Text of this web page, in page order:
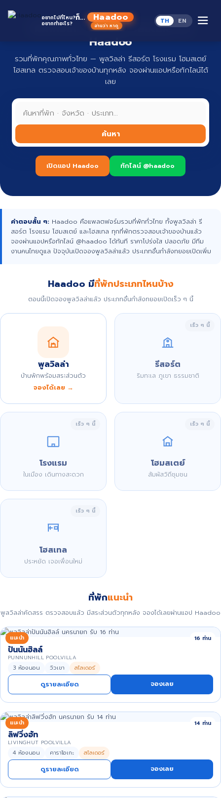
อยากไปที่ไหน?
อยากทำอะไร?
ก็... Haadoo
อ่านว่า หาดู
TH EN
ที่พักทั่วไทย จองง่าย ปลอดภัย กับ
Haadoo
รวมที่พักคุณภาพทั่วไทย — พูลวิลล่า รีสอร์ต โรงแรม โฮมสเตย์
โฮสเทล ตรวจสอบเจ้าของบ้านทุกหลัง จองผ่านแอปหรือทักไลน์ได้
เลย
ค้นหา
เปิดแอป Haadoo ทักไลน์ @haadoo
คำตอบสั้น ๆ: Haadoo คือแพลตฟอร์มรวมที่พักทั่วไทย ทั้งพูลวิลล่า รี
สอร์ต โรงแรม โฮมสเตย์ และโฮสเทล ทุกที่พักตรวจสอบเจ้าของบ้านแล้ว
จองผ่านแอปหรือทักไลน์ @haadoo ได้ทันที ราคาโปร่งใส ปลอดภัย มีทีม
งานคนไทยดูแล ปัจจุบันเปิดจองพูลวิลล่าแล้ว ประเภทอื่นกำลังทยอยเปิดเพิ่ม
Haadoo มีที่พักประเภทไหนบ้าง
ตอนนี้เปิดจองพูลวิลล่าแล้ว ประเภทอื่นกำลังทยอยเปิดเร็ว ๆ นี้
พูลวิลล่า
บ้านพักพร้อมสระส่วนตัว
จองได้เลย →
เร็ว ๆ นี้
รีสอร์ต
ริมทะเล ภูเขา ธรรมชาติ
เร็ว ๆ นี้
โรงแรม
ในเมือง เดินทางสะดวก
เร็ว ๆ นี้
โฮมสเตย์
สัมผัสวิถีชุมชน
เร็ว ๆ นี้
โฮสเทล
ประหยัด เจอเพื่อนใหม่
ที่พักแนะนำ
พูลวิลล่าคัดสรร ตรวจสอบแล้ว มีสระส่วนตัวทุกหลัง จองได้เลยผ่านแอป Haadoo
แนะนำ 16 ท่าน
ปันนันฮิลล์
PUNNUNHILL POOLVILLA
3 ห้องนอน วิวเขา สไลเดอร์
ดูรายละเอียด จองเลย
แนะนำ 14 ท่าน
ลิฟวิ่งฮัท
LIVINGHUT POOLVILLA
4 ห้องนอน คาราโอเกะ สไลเดอร์
ดูรายละเอียด จองเลย